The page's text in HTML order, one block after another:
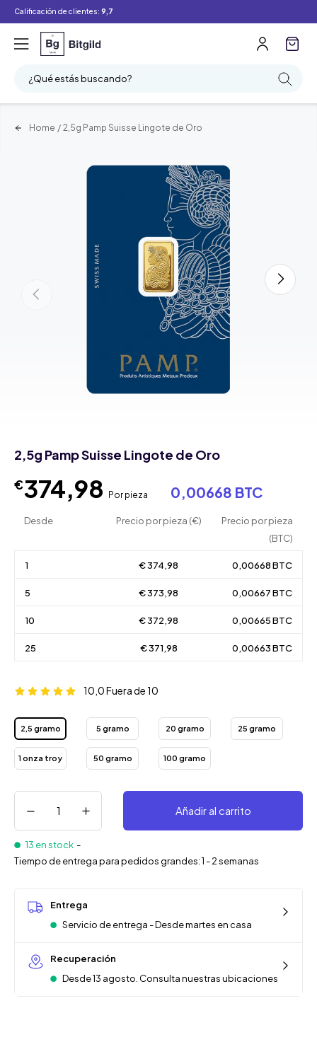
Calificación de clientes: 9,7
¿Qué estás buscando?
Home / 2,5g Pamp Suisse Lingote de Oro
2,5g Pamp Suisse Lingote de Oro
€374,98 Por pieza 0,00668 BTC
Desde Precio por pieza (€)
Precio por pieza
(BTC)
1 € 374,98 0,00668 BTC
5 € 373,98 0,00667 BTC
10 € 372,98 0,00665 BTC
25 € 371,98 0,00663 BTC
10,0Fuera de 10
2,5 gramo 5 gramo 20 gramo 25 gramo
1 onza troy 50 gramo 100 gramo
Añadir al carrito
13 en stock -
Tiempo de entrega para pedidos grandes: 1 - 2 semanas
Entrega
Servicio de entrega - Desde martes en casa
Recuperación
Desde 13 agosto. Consulta nuestras ubicaciones